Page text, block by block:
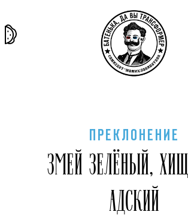
ПРЕКЛОНЕНИЕ
ЗМЕЙ ЗЕЛЁНЫЙ,
АДСКИЙ